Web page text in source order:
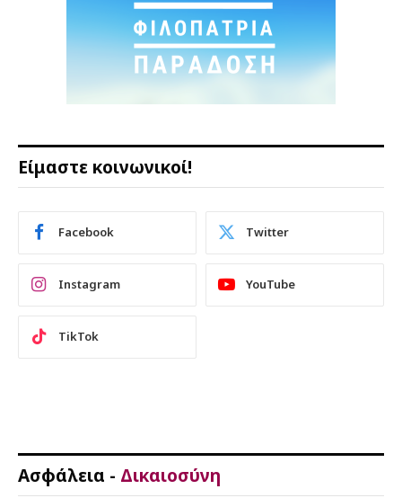
Είμαστε κοινωνικοί!
Facebook Twitter
Instagram YouTube
TikTok
Ασφάλεια - Δικαιοσύνη